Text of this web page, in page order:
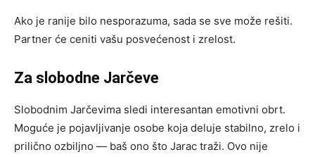
Ako je ranije bilo nesporazuma, sada se sve može rešiti.
Partner će ceniti vašu posvećenost i zrelost.
Za slobodne Jarčeve
Slobodnim Jarčevima sledi interesantan emotivni obrt.
Moguće je pojavljivanje osobe koja deluje stabilno, zrelo i
prilično ozbiljno — baš ono što Jarac traži. Ovo nije